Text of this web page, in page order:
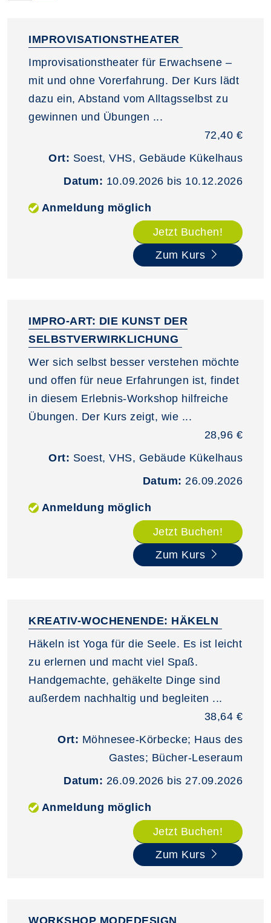
IMPROVISATIONSTHEATER
Improvisationstheater für Erwachsene –
mit und ohne Vorerfahrung. Der Kurs lädt
dazu ein, Abstand vom Alltagsselbst zu
gewinnen und Übungen ...
72,40 €
Ort: Soest, VHS, Gebäude Kükelhaus
Datum: 10.09.2026 bis 10.12.2026
Anmeldung möglich
Jetzt Buchen!
Zum Kurs
IMPRO-ART: DIE KUNST DER
SELBSTVERWIRKLICHUNG
Wer sich selbst besser verstehen möchte
und offen für neue Erfahrungen ist, findet
in diesem Erlebnis‑Workshop hilfreiche
Übungen. Der Kurs zeigt, wie ...
28,96 €
Ort: Soest, VHS, Gebäude Kükelhaus
Datum: 26.09.2026
Anmeldung möglich
Jetzt Buchen!
Zum Kurs
KREATIV-WOCHENENDE: HÄKELN
Häkeln ist Yoga für die Seele. Es ist leicht
zu erlernen und macht viel Spaß.
Handgemachte, gehäkelte Dinge sind
außerdem nachhaltig und begleiten ...
38,64 €
Ort: Möhnesee-Körbecke; Haus des
Gastes; Bücher-Leseraum
Datum: 26.09.2026 bis 27.09.2026
Anmeldung möglich
Jetzt Buchen!
Zum Kurs
WORKSHOP MODEDESIGN